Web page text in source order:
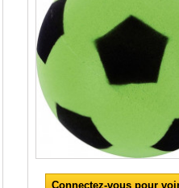
Connectez-vous pour